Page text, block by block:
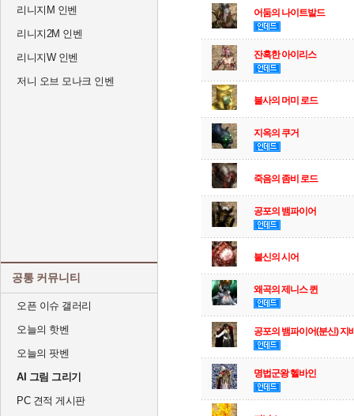
리니지M 인벤
리니지2M 인벤
리니지W 인벤
저니 오브 모나크 인벤
공통 커뮤니티
오픈 이슈 갤러리
오늘의 핫벤
오늘의 팟벤
AI 그림 그리기
PC 견적 게시판
어둠의 나이트발드
잔혹한 아이리스
불사의 머미 로드
지옥의 쿠거
죽음의 좀비 로드
공포의 뱀파이어
불신의 시어
왜곡의 제니스 퀸
공포의 뱀파이어(분신) 지
명법군왕 헬바인